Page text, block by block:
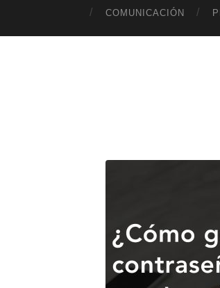
COMUNICACIÓN